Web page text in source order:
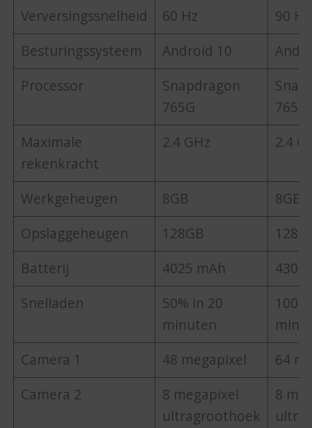
Verversingssnelheid
60 Hz
90 Hz
Besturingssysteem
Android 10
Processor
Snapdragon
765G
765G
Maximale
rekenkracht
2.4 GHz 2.4
Werkgeheugen 8GB
8GB
Opslaggeheugen
128GB
Batterij
4025 mAh
4300
Snelladen
50% in 20
minuten
Camera 1
48 megapixel
64
Camera 2
8 megapixel
ultragroothoek
8